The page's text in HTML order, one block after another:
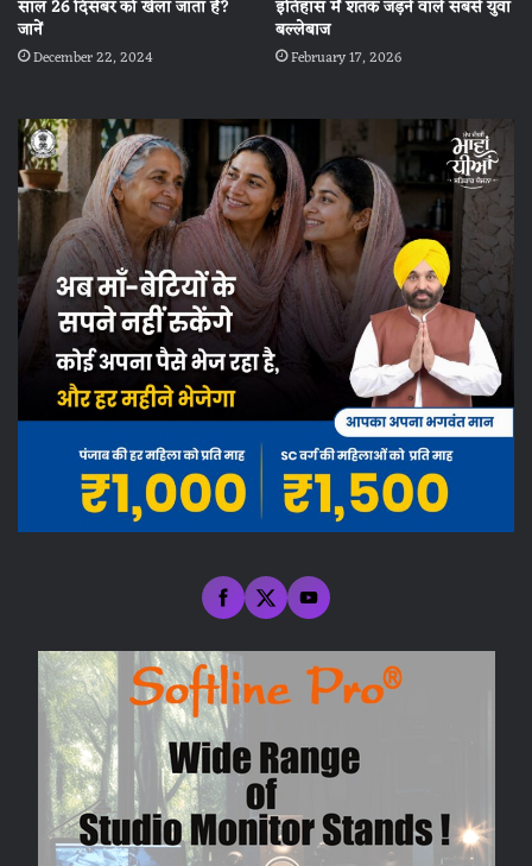
साल 26 दिसंबर को खेला जाता है?
जानें
December 22, 2024
इतिहास में शतक जड़ने वाले सबसे युवा
बल्‍लेबाज
February 17, 2026